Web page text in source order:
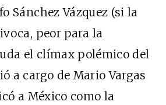
Sánchez Vázquez (si la
peor para la
el clímax polémico del
a cargo de Mario Vargas
a México como la